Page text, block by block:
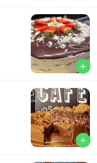
add
add